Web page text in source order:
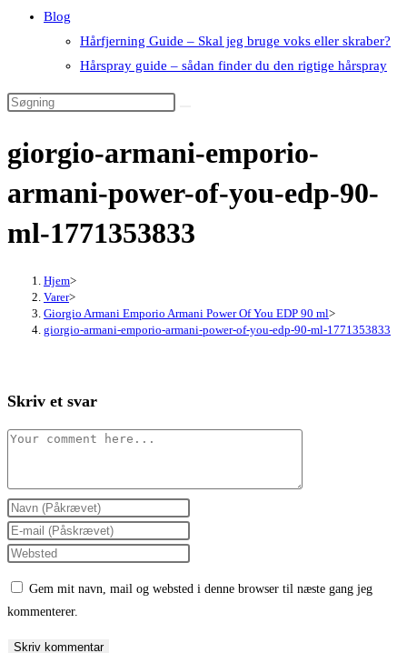
Blog
Hårfjerning Guide – Skal jeg bruge voks eller skraber?
Hårspray guide – sådan finder du den rigtige hårspray
giorgio-armani-emporio-
armani-power-of-you-edp-90-
ml-1771353833
Hjem>
Varer>
Giorgio Armani Emporio Armani Power Of You EDP 90 ml>
giorgio-armani-emporio-armani-power-of-you-edp-90-ml-1771353833
Skriv et svar
Comment
Enter
your
name
comment
Enter
your
comment
Enter
(optional)
Gem mit navn, mail og websted i denne browser til næste gang jeg
kommenterer.